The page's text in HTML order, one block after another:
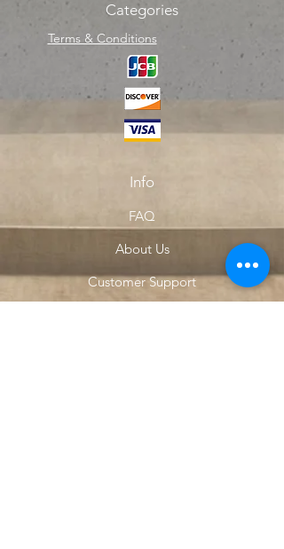
Categories
Terms & Conditions
Info
FAQ
About Us
Customer Support